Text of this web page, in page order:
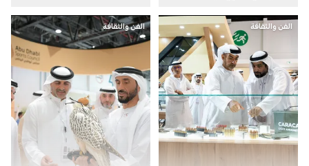
الفن والثقافة الفن والثقافة